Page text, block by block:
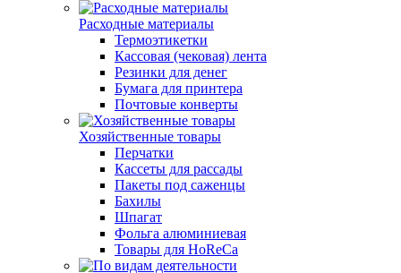
Расходные материалы
Термоэтикетки
Кассовая (чековая) лента
Резинки для денег
Бумага для принтера
Почтовые конверты
Хозяйственные товары
Перчатки
Кассеты для рассады
Пакеты под саженцы
Бахилы
Шпагат
Фольга алюминиевая
Товары для HoReCa